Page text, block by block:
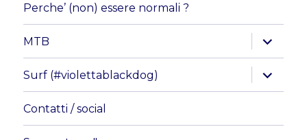
Perche’ (non) essere normali ?
MTB
apri
i
menu
child
Surf (#violettablackdog)
apri
i
menu
Contatti / social